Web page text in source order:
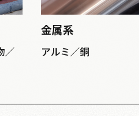
／
金属系
アルミ／銅